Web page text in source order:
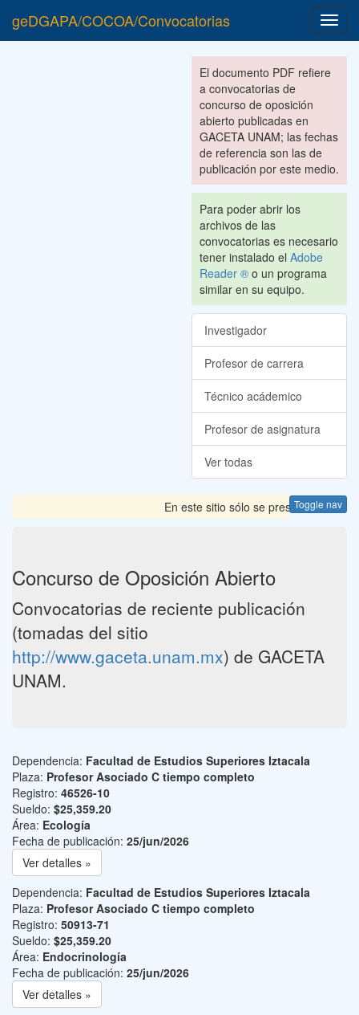
geDGAPA/COCOA/Convocatorias
El documento PDF refiere
a convocatorias de
concurso de oposición
abierto publicadas en
GACETA UNAM; las fechas
de referencia son las de
publicación por este medio.
Para poder abrir los
archivos de las
convocatorias es necesario
tener instalado el Adobe
Reader ® o un programa
similar en su equipo.
Investigador
Profesor de carrera
Técnico acádemico
Profesor de asignatura
Ver todas
Toggle nav
En este sitio sólo se presentan las
Concurso de Oposición Abierto
Convocatorias de reciente publicación
(tomadas del sitio
http://www.gaceta.unam.mx) de GACETA
UNAM.
Dependencia: Facultad de Estudios Superiores Iztacala
Plaza: Profesor Asociado C tiempo completo
Registro: 46526-10
Sueldo: $25,359.20
Área: Ecología
Fecha de publicación: 25/jun/2026
Ver detalles »
Dependencia: Facultad de Estudios Superiores Iztacala
Plaza: Profesor Asociado C tiempo completo
Registro: 50913-71
Sueldo: $25,359.20
Área: Endocrinología
Fecha de publicación: 25/jun/2026
Ver detalles »